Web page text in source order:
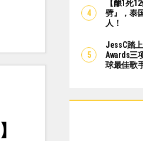
【酿1死
劈』，泰
人！
JessC踏
Awards三
球最佳歌